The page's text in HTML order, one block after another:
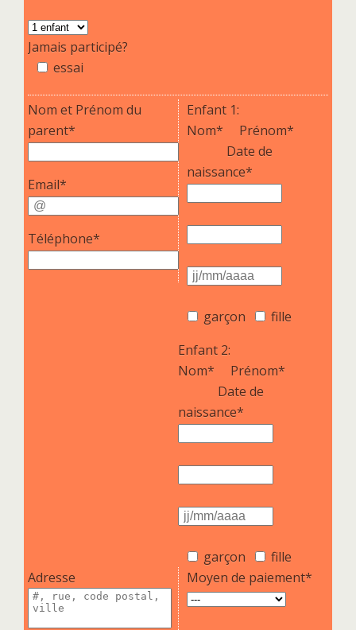
Jamais participé?
essai
Nom et Prénom du
parent*
Email*
Téléphone*
Enfant 1:
Nom*
Prénom*
Date de
naissance*
garçon
fille
Enfant 2:
Nom*
Prénom*
Date de
naissance*
garçon
fille
Adresse
Moyen de paiement*